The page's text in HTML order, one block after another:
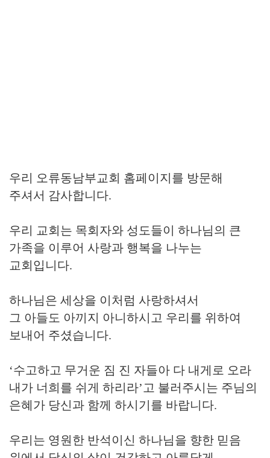
우리 오류동남부교회 홈페이지를 방문해
주셔서 감사합니다.
우리 교회는 목회자와 성도들이 하나님의 큰
가족을 이루어 사랑과 행복을 나누는
교회입니다.
하나님은 세상을 이처럼 사랑하셔서
그 아들도 아끼지 아니하시고 우리를 위하여
보내어 주셨습니다.
‘수고하고 무거운 짐 진 자들아 다 내게로 오라
내가 너희를 쉬게 하리라’고 불러주시는 주님의
은혜가 당신과 함께 하시기를 바랍니다.
우리는 영원한 반석이신 하나님을 향한 믿음